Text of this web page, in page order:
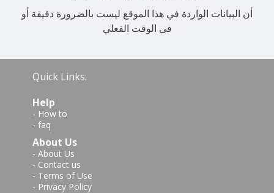
أن البيانات الواردة في هذا الموقع ليست بالضرورة دقيقة أو
في الوقت الفعلي
Quick Links:
Help
- How to
- faq
About Us
- About Us
- Contact us
- Terms of Use
- Privacy Policy